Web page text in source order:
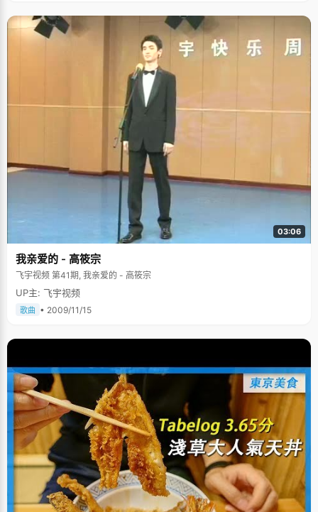
03:06
我亲爱的 - 高筱宗
飞宇视频 第41期, 我亲爱的 - 高筱宗
UP主: 飞宇视频
歌曲 • 2009/11/15